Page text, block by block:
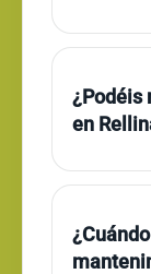
¿Podéis
en